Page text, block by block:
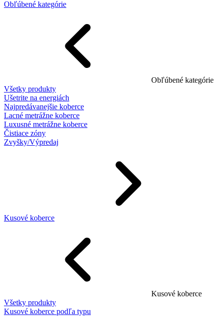
Obľúbené kategórie
Obľúbené kategórie
Všetky produkty
Ušetrite na energiách
Najpredávanejšie koberce
Lacné metrážne koberce
Luxusné metrážne koberce
Čistiace zóny
Zvyšky/Výpredaj
Kusové koberce
Kusové koberce
Všetky produkty
Kusové koberce podľa typu